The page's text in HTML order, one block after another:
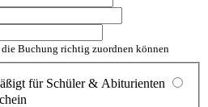
Buchung richtig zuordnen können
für Schüler & Abiturienten